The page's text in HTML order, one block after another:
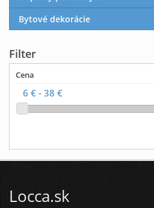
Bytové dekorácie
Filter
Cena
Locca.sk